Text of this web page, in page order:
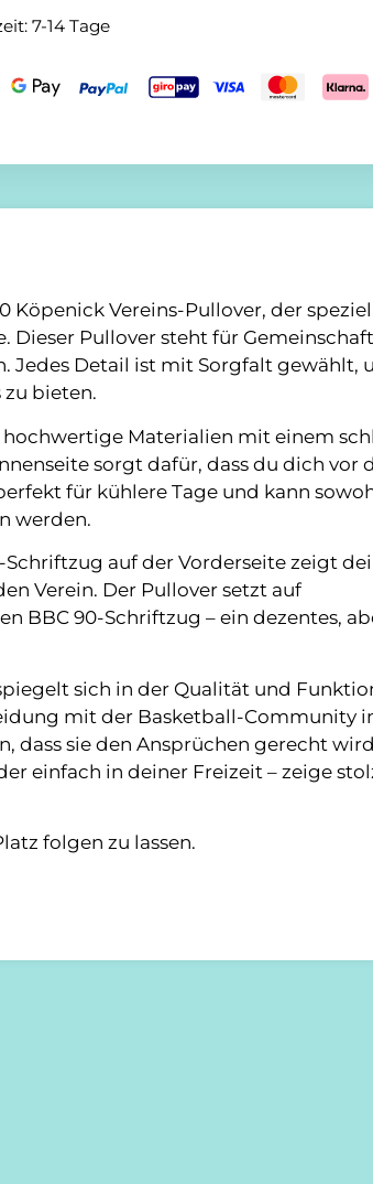
7-14 Tage
Vereins-Pullover, der
Dieser Pullover steht für
Jedes Detail ist mit Sorgfalt gewählt,
bieten.
Materialien mit einem
sorgt dafür, dass du dich vor
für kühlere Tage und kann
werden.
Schriftzug auf der Vorderseite zeigt
Verein. Der Pullover setzt auf
BBC 90-Schriftzug – ein dezentes,
sich in der Qualität und
mit der Basketball-Community
dass sie den Ansprüchen gerecht
einfach in deiner Freizeit – zeige
folgen zu lassen.